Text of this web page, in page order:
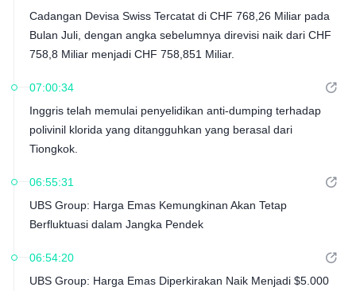
Cadangan Devisa Swiss Tercatat di CHF 768,26 Miliar pada
Bulan Juli, dengan angka sebelumnya direvisi naik dari CHF
758,8 Miliar menjadi CHF 758,851 Miliar.
07:00:34
Inggris telah memulai penyelidikan anti-dumping terhadap
polivinil klorida yang ditangguhkan yang berasal dari
Tiongkok.
06:55:31
UBS Group: Harga Emas Kemungkinan Akan Tetap
Berfluktuasi dalam Jangka Pendek
06:54:20
UBS Group: Harga Emas Diperkirakan Naik Menjadi $5.000